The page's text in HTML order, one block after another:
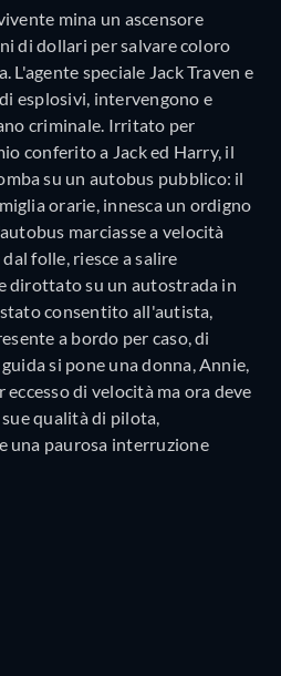
mina un ascensore
di dollari per salvare coloro
L'agente speciale Jack Traven e
esplosivi, intervengono e
criminale. Irritato per
conferito a Jack ed Harry, il
su un autobus pubblico: il
orarie, innesca un ordigno
marciasse a velocità
folle, riesce a salire
dirottato su un autostrada in
consentito all'autista,
a bordo per caso, di
si pone una donna, Annie,
eccesso di velocità ma ora deve
qualità di pilota,
una paurosa interruzione